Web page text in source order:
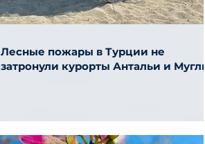
Лесные пожары в Турции не
затронули курорты Антальи и Муглы